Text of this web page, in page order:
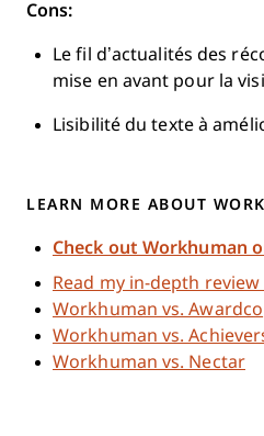
Cons:
Le fil d’actualités des
mise en avant pour la
Lisibilité du texte à
LEARN MORE ABOUT
Check out Workhuman
Read my in-depth
Workhuman vs. Awardco
Workhuman vs.
Workhuman vs. Nectar